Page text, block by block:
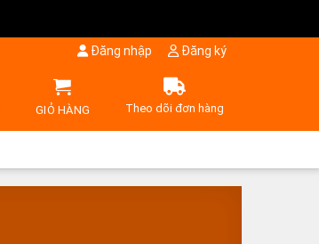
Đăng nhập Đăng ký
GIỎ HÀNG Theo dõi đơn hàng